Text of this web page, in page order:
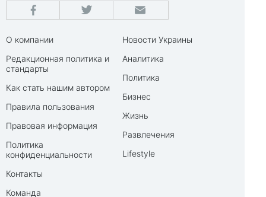
О компании
Редакционная политика и
стандарты
Как стать нашим автором
Правила пользования
Правовая информация
Политика
конфиденциальности
Контакты
Команда
Новости Украины
Аналитика
Политика
Бизнес
Жизнь
Развлечения
Lifestyle